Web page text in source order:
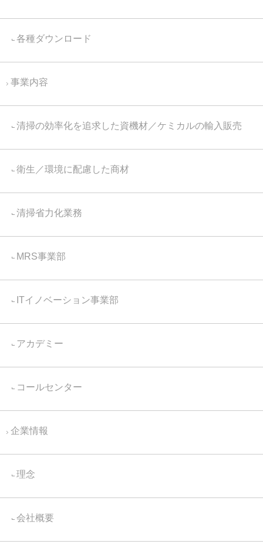
各種ダウンロード
事業内容
清掃の効率化を追求した資機材／ケミカルの輸入販売
衛生／環境に配慮した商材
清掃省力化業務
MRS事業部
ITイノベーション事業部
アカデミー
コールセンター
企業情報
理念
会社概要